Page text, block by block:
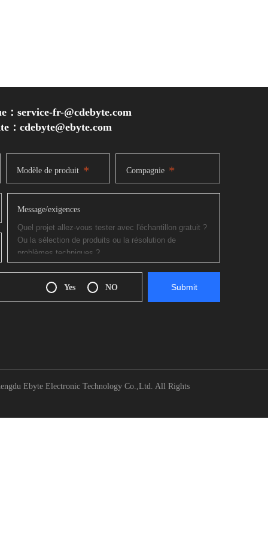
：service-fr-@cdebyte.com
：cdebyte@ebyte.com
Modèle de produit * Compagnie *
Message/exigences
Yes NO
Ebyte Electronic Technology Co.,Ltd. All Rights